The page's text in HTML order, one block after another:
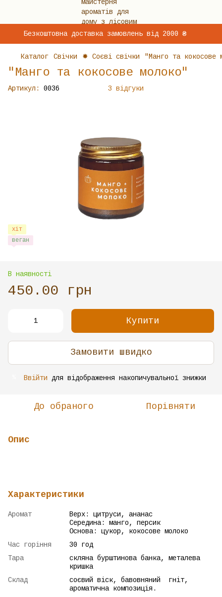
Безкоштовна доставка замовлень від 2000 ₴
Каталог Свічки ✸ Соєві свічки "Манго та кокосове
"Манго та кокосове молоко"
Артикул: 0036 3 відгуки
хіт
веган
В наявності
450.00 грн
Купити
Замовити швидко
Ввійти для відображення накопичувальної знижки
До обраного Порівняти
Опис
Характеристики
Аромат
Верх: цитруси, ананас
Середина: манго, персик
Основа: цукор, кокосове молоко
Час горіння
30 год
Тара
скляна бурштинова банка, металева
кришка
Склад
соєвий віск, бавовняний гніт,
ароматична композиція.